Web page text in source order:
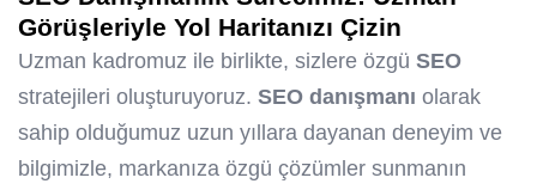
Görüşleriyle Yol Haritanızı Çizin
Uzman kadromuz ile birlikte, sizlere özgü SEO
stratejileri oluşturuyoruz. SEO danışmanı olarak
sahip olduğumuz uzun yıllara dayanan deneyim ve
bilgimizle, markanıza özgü çözümler sunmanın